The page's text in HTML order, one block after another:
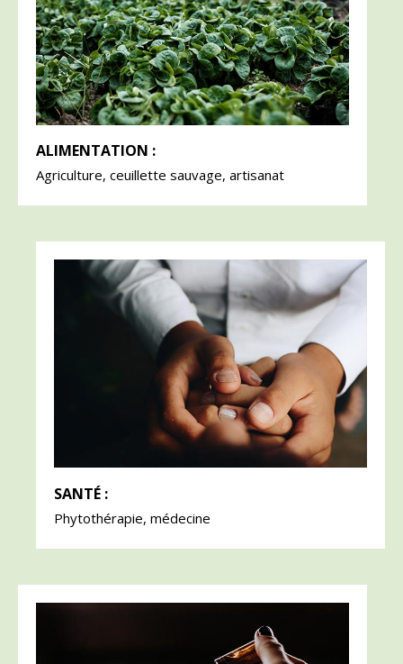
ALIMENTATION :
Agriculture, ceuillette sauvage, artisanat
SANTÉ :
Phytothérapie, médecine